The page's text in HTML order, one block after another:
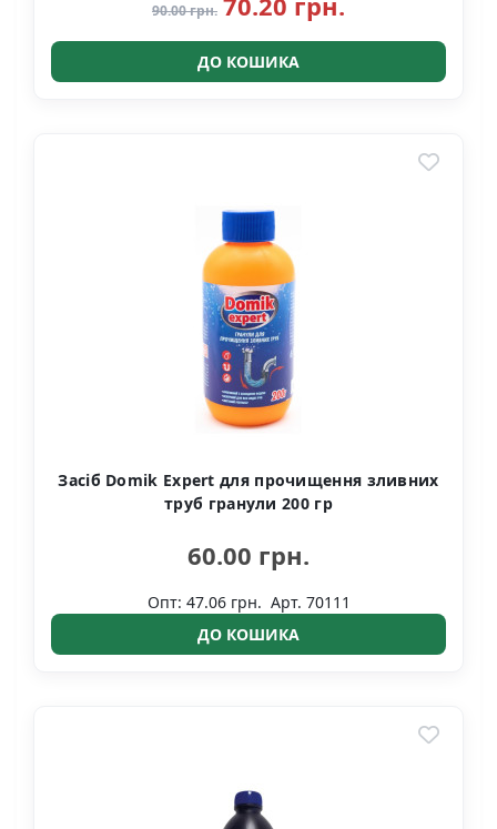
90.00 грн.
ДО КОШИКА
Засіб Domik Expert для прочищення зливних
труб гранули 200 гр
60.00 грн.
Опт: 47.06 грн. Арт. 70111
ДО КОШИКА